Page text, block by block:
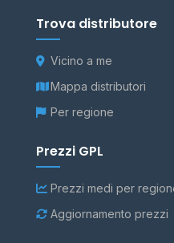
Trova distributore
Vicino a me
Mappa distributori
Per regione
Prezzi GPL
Prezzi medi per
Aggiornamento prezzi